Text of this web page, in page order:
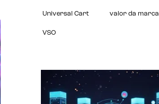
Universal Cart valor da marca
VSO